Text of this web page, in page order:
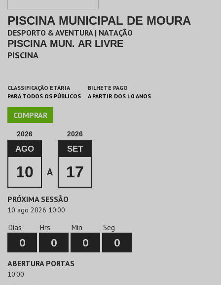
PISCINA MUNICIPAL DE MOURA
DESPORTO & AVENTURA | NATAÇÃO
PISCINA MUN. AR LIVRE
PISCINA
CLASSIFICAÇÃO ETÁRIA
PARA TODOS OS PÚBLICOS
BILHETE PAGO
A PARTIR DOS 10 ANOS
COMPRAR
2026
AGO
10 A
2026
SET
17
PRÓXIMA SESSÃO
10 ago 2026 10:00
Dias
0
Hrs
0
Min
0
Seg
0
ABERTURA PORTAS
10:00